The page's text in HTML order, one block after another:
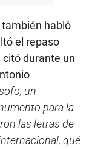
habló
el repaso
citó durante un
un
para la
las letras de
qué